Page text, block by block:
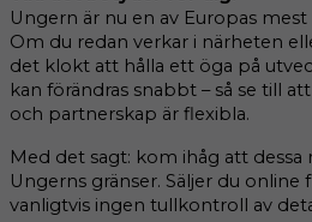
Ungern är nu en av Europas
Om du redan verkar i närheten
det klokt att hålla ett öga på
kan förändras snabbt – så se till
och partnerskap är flexibla.
Med det sagt: kom ihåg att
Ungerns gränser. Säljer du online
vanligtvis ingen tullkontroll av